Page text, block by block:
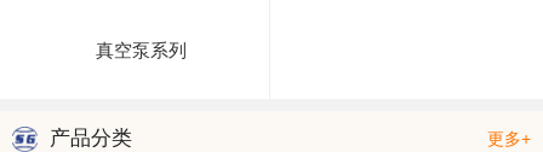
真空泵系列
产品分类 更多+